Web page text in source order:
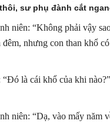
sư phụ đành cắt
niên: “Không phải vậy
đêm, nhưng con than khổ
“Đó là cái khổ của khi nào?”
niên: “Dạ, vào mấy năm